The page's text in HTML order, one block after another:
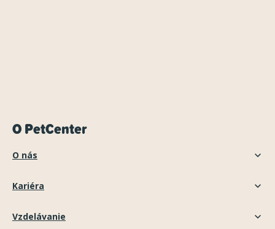
O PetCenter
O nás
Kariéra
Vzdelávanie